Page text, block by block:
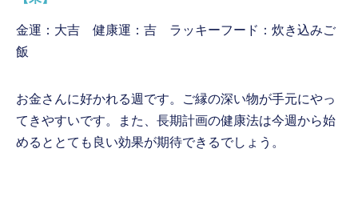
金運：大吉 健康運：吉 ラッキーフード：炊き込みご
飯
お金さんに好かれる週です。ご縁の深い物が手元にやっ
てきやすいです。また、長期計画の健康法は今週から始
めるととても良い効果が期待できるでしょう。